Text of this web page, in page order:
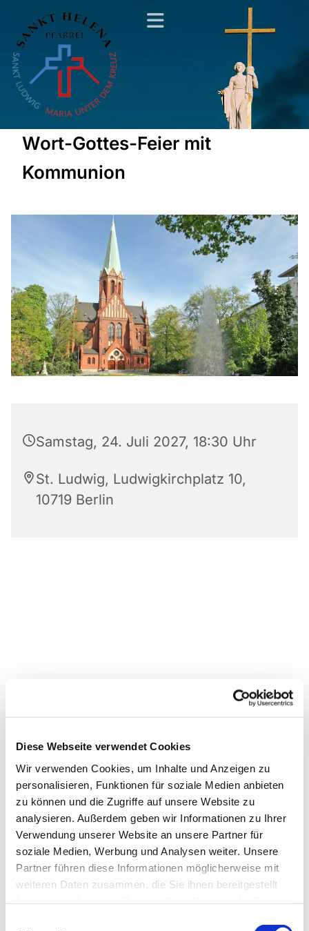
Diese Webseite verwendet Cookies
Wir verwenden Cookies, um Inhalte und Anzeigen zu
personalisieren, Funktionen für soziale Medien anbieten
zu können und die Zugriffe auf unsere Website zu
analysieren. Außerdem geben wir Informationen zu Ihrer
Verwendung unserer Website an unsere Partner für
soziale Medien, Werbung und Analysen weiter. Unsere
Partner führen diese Informationen möglicherweise mit
weiteren Daten zusammen, die Sie ihnen bereitgestellt
Wort-Gottes-Feier mit
Kommunion
Samstag, 24. Juli 2027, 18:30 Uhr
St. Ludwig, Ludwigkirchplatz 10,
10719 Berlin
Dies könnte Sie auch
interessieren